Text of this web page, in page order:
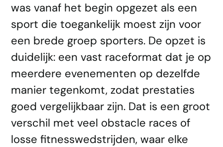
was vanaf het begin opgezet als een
sport die toegankelijk moest zijn voor
een brede groep sporters. De opzet is
duidelijk: een vast raceformat dat je op
meerdere evenementen op dezelfde
manier tegenkomt, zodat prestaties
goed vergelijkbaar zijn. Dat is een groot
verschil met veel obstacle races of
losse fitnesswedstrijden, waar elke